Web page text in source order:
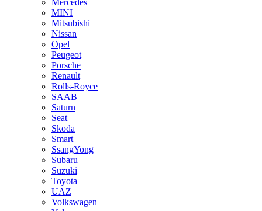
Mercedes
MINI
Mitsubishi
Nissan
Opel
Peugeot
Porsche
Renault
Rolls-Royce
SAAB
Saturn
Seat
Skoda
Smart
SsangYong
Subaru
Suzuki
Toyota
UAZ
Volkswagen